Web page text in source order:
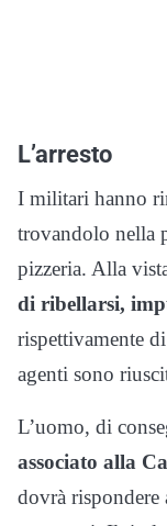
L’arresto
I militari hanno
trovandolo nella
pizzeria. Alla
di ribellarsi,
rispettivamente
agenti sono
L’uomo, di
associato alla
dovrà